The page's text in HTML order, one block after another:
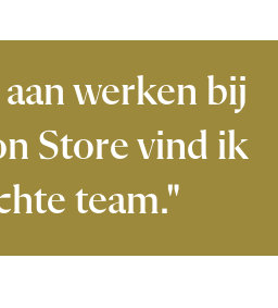
werken bij
Store vind ik
team."